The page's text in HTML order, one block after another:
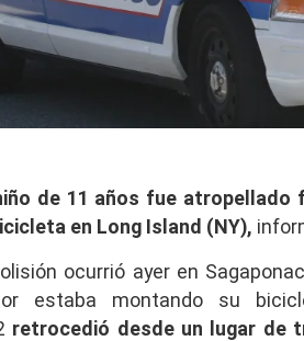
de 11 años fue
en Long Island (NY),
ocurrió ayer en
estaba montando su
retrocedió desde un lugar de